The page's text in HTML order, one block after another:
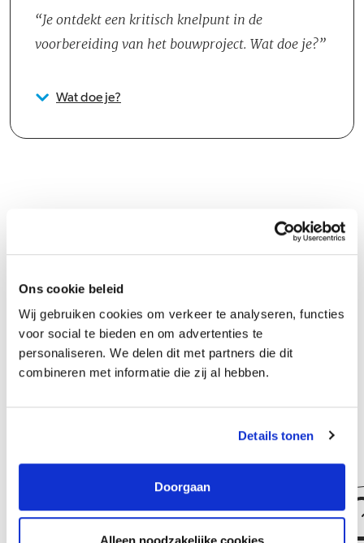
Ons cookie beleid
Wij gebruiken cookies om verkeer te analyseren, functies
voor social te bieden en om advertenties te
personaliseren. We delen dit met partners die dit
combineren met informatie die zij al hebben.
Details tonen
Doorgaan
Alleen noodzakelijke cookies
Je ontdekt een kritisch knelpunt in de
voorbereiding van het bouwproject. Wat doe je?
Wat doe je?
Groeipad
Er zijn uitgebreide mogelijkheden voor medewerkers die binnen
Slokker door willen groeien. Wij kijken naar jouw ambitie en
capaciteiten en stippelen samen met je leidinggevende een
groeipad uit. Je kan bij Slokker Bouwgroep starten als ‘aankomend’
en eindigen als ‘senior’ of een stap maken in een andere discipline.